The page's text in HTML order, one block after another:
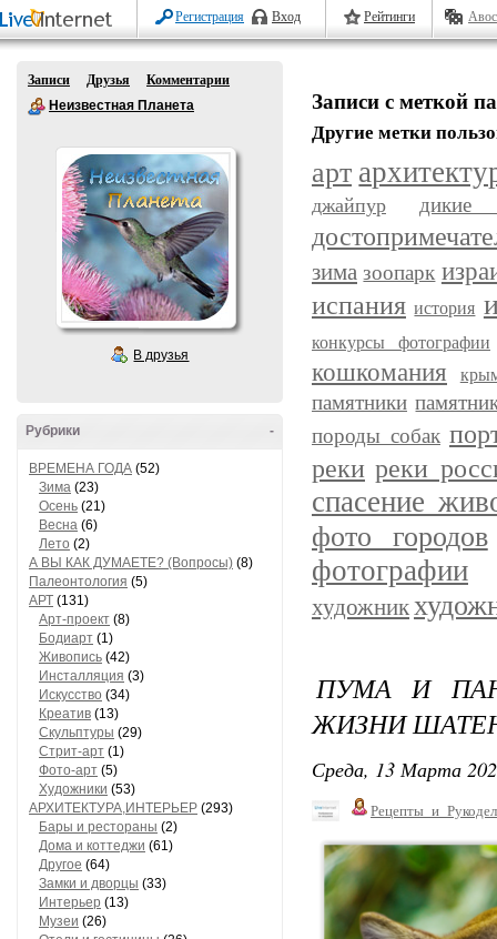
Регистрация Вход Рейтинги
Записи Друзья
Комментарии
Неизвестная Планета
В друзья
-
Рубрики
ВРЕМЕНА ГОДА (52)
Зима (23)
Осень (21)
Весна (6)
Лето (2)
А ВЫ КАК ДУМАЕТЕ? (Вопросы) (8)
Палеонтология (5)
АРТ (131)
Арт-проект (8)
Бодиарт (1)
Живопись (42)
Инсталляция (3)
Искусство (34)
Креатив (13)
Скульптуры (29)
Стрит-арт (1)
Фото-арт (5)
Художники (53)
АРХИТЕКТУРА,ИНТЕРЬЕР (293)
Бары и рестораны (2)
Дома и коттеджи (61)
Другое (64)
Замки и дворцы (33)
Интерьер (13)
Музеи (26)
Записи с меткой
Другие метки
арт
джайпур дикие
зима зоопарк
испания история
конкурсы фотографии
кошкомания
памятники
породы собак
реки реки
спасение
фото городов
фотографии
художник
ПУМА И
ЖИЗНИ
Среда, 13 Марта